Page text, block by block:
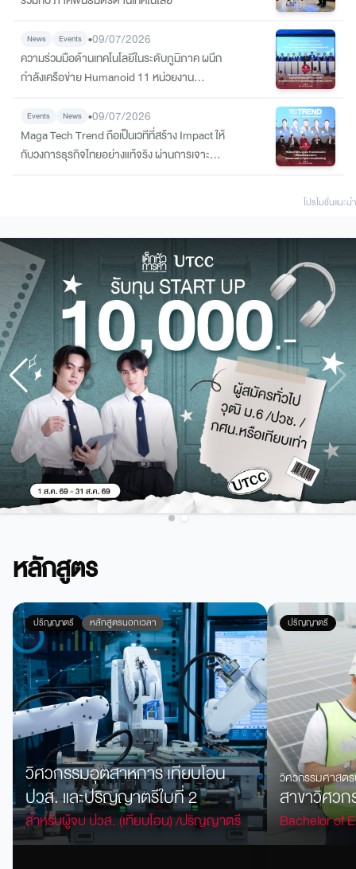
News Events •09/07/2026
ความร่วมมือด้านเทคโนโลยีในระดับภูมิภาค ผนึก
กำลังเครือข่าย Humanoid 11 หน่วยงาน
สร้างสรรค์นวัตกรรมด้านหุ่นยนต์ฮิวแมนนอยด์
และปัญญาประดิษฐ์
Events News •09/07/2026
Maga Tech Trend ถือเป็นเวทีที่สร้าง Impact ให้
กับวงการธุรกิจไทยอย่างแท้จริง ผ่านการเจาะลึก
โปรโมชั่นแนะนํา
หลักสูตร
ปริญญาตรี หลักสูตรนอกเวลา
วิศวกรรมอุตสาหการ เทียบโอน
ปวส. และปริญญาตรีใบที่ 2
สำหรับผู้จบ ปวส. (เทียบโอน) /ปริญญาตรี
ปริญญาตรี
วิศวกรรมศาส
สาขาวิศว
Bachelor of
Engineering)